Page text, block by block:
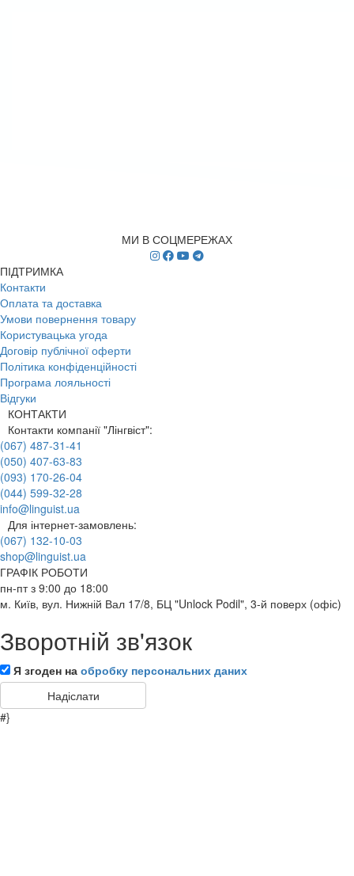
МИ В СОЦМЕРЕЖАХ
ПІДТРИМКА
Контакти
Оплата та доставка
Умови повернення товару
Користувацька угода
Договір публічної оферти
Політика конфіденційності
Програма лояльності
Відгуки
КОНТАКТИ
Контакти компанії "Лінгвіст":
(067) 487-31-41
(050) 407-63-83
(093) 170-26-04
(044) 599-32-28
info@linguist.ua
Для інтернет-замовлень:
(067) 132-10-03
shop@linguist.ua
ГРАФІК РОБОТИ
пн-пт з 9:00 до 18:00
м. Київ, вул. Нижній Вал 17/8, БЦ "Unlock Podil", 3-й поверх (офіс)
Зворотній зв'язок
Я згоден на обробку персональних даних
#}